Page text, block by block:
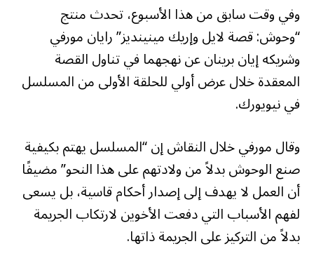
وفي وقت سابق من هذا الأسبوع، تحدث منتج
“وحوش: قصة لايل وإريك مينينديز” رايان مورفي
وشريكه إيان برينان عن نهجهما في تناول القصة
المعقدة خلال عرض أولي للحلقة الأولى من المسلسل
في نيويورك.
وقال مورفي خلال النقاش إن “المسلسل يهتم بكيفية
صنع الوحوش بدلاً من ولادتهم على هذا النحو” مضيفًا
أن العمل لا يهدف إلى إصدار أحكام قاسية، بل يسعى
لفهم الأسباب التي دفعت الأخوين لارتكاب الجريمة
بدلاً من التركيز على الجريمة ذاتها.